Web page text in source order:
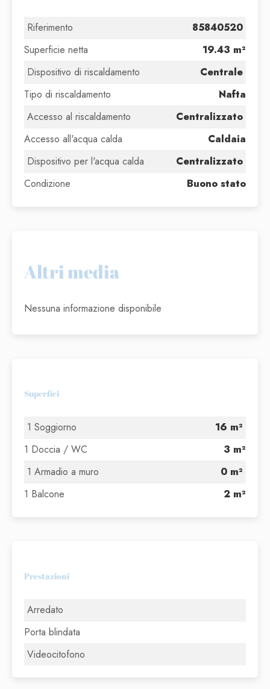
Riferimento
85840520
Superficie netta
19.43 m²
Dispositivo di riscaldamento
Centrale
Tipo di riscaldamento
Nafta
Accesso al riscaldamento
Centralizzato
Accesso all'acqua calda
Caldaia
Dispositivo per l'acqua calda
Centralizzato
Condizione
Buono stato
Altri media
Nessuna informazione disponibile
Superfici
1 Soggiorno
16 m²
1 Doccia / WC
3 m²
1 Armadio a muro
0 m²
1 Balcone
2 m²
Prestazioni
Arredato
Porta blindata
Videocitofono